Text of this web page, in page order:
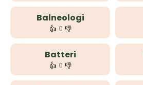
Balneologi
👍 0 👎
Batteri
👍 0 👎